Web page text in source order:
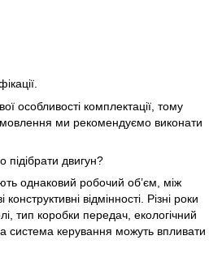
особливості комплектації, тому
ми рекомендуємо виконати
двигун?
однаковий робочий об’єм, між
відмінності. Різні роки
тип коробки передач, екологічний
система керування можуть впливати